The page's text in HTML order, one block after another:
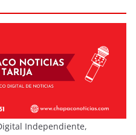
Independiente,